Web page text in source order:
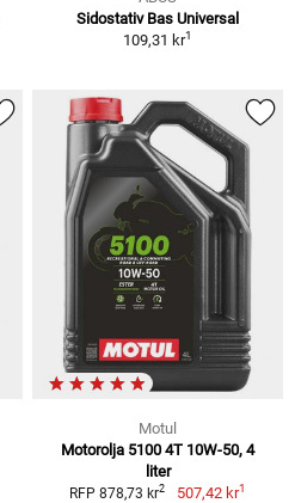
Sidostativ Bas Universal
109,31 kr1
Motul
Motorolja 5100 4T 10W-50, 4
liter
RFP 878,73 kr2 507,42 kr1